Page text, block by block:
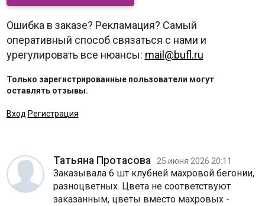
Ошибка в заказе? Рекламация? Самый
оперативный способ связаться с нами и
урегулировать все нюансы: mail@bufl.ru
Только зарегистрированные пользователи могут
оставлять отзывы.
Вход Регистрация
Татьяна Протасова 25 июня 2026 20:11
Заказывала 6 шт клубней махровой бегонии,
разноцветных. Цвета не соответствуют
заказанным, цветы вместо махровых -